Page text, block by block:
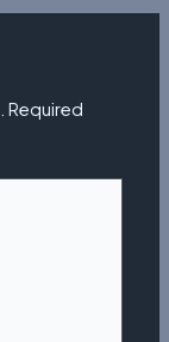
Required